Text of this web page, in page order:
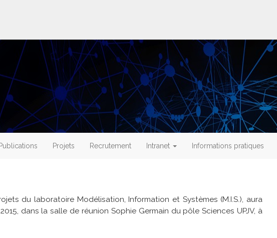
Publications Projets Recrutement Intranet Informations pratiques
du laboratoire Modélisation, Information et Systèmes (M.I.S.), aura
dans la salle de réunion Sophie Germain du pôle Sciences UPJV, à